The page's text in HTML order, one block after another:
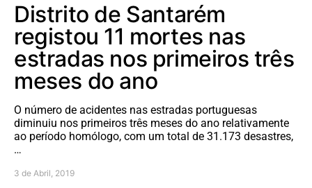
Distrito de Santarém
registou 11 mortes nas
estradas nos primeiros três
meses do ano
O número de acidentes nas estradas portuguesas
diminuiu nos primeiros três meses do ano relativamente
ao período homólogo, com um total de 31.173 desastres,
…
3 de Abril, 2019